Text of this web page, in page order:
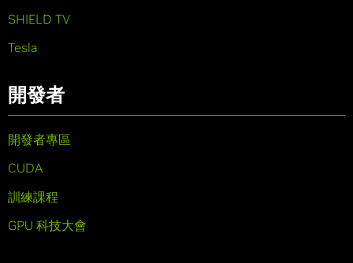
SHIELD TV
Tesla
開發者
開發者專區
CUDA
訓練課程
GPU 科技大會